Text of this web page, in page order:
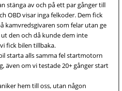
stänga av och på ett par gånger till
OBD visar inga felkoder. Dem fick
kamvredsgivaren som felar utan ge
den och då kunde dem inte
fick bilen tillbaka.
starta alls samma fel startmotorn
även om vi testade 20+ gånger start
hem till oss, utan någon